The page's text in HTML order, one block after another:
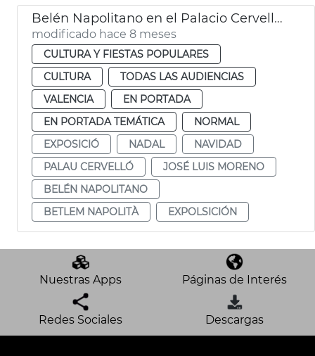
Belén Napolitano en el Palacio Cervelló València
modificado hace 8 meses
CULTURA Y FIESTAS POPULARES
CULTURA
TODAS LAS AUDIENCIAS
VALENCIA
EN PORTADA
EN PORTADA TEMÁTICA
NORMAL
EXPOSICIÓ
NADAL
NAVIDAD
PALAU CERVELLÓ
JOSÉ LUIS MORENO
BELÉN NAPOLITANO
BETLEM NAPOLITÀ
EXPOLSICIÓN
Nuestras Apps Páginas de Interés
Redes Sociales Descargas